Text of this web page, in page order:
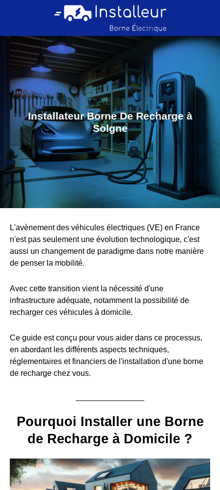
Installateur Borne De Recharge à
Solgne
L'avènement des véhicules électriques (VE) en France
n'est pas seulement une évolution technologique, c'est
aussi un changement de paradigme dans notre manière
de penser la mobilité.
Avec cette transition vient la nécessité d'une
infrastructure adéquate, notamment la possibilité de
recharger ces véhicules à domicile.
Ce guide est conçu pour vous aider dans ce processus,
en abordant les différents aspects techniques,
réglementaires et financiers de l'installation d'une borne
de recharge chez vous.
Pourquoi Installer une Borne
de Recharge à Domicile ?